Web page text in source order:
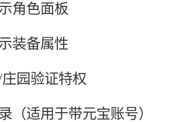
角色面板
装备属性
园验证特权
（适用于带元宝账号）